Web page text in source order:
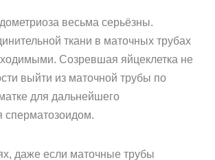
весьма серьёзны.
ткани в маточных трубах
Созревшая яйцеклетка не
выйти из маточной трубы по
для дальнейшего
сперматозоидом.
даже если маточные трубы